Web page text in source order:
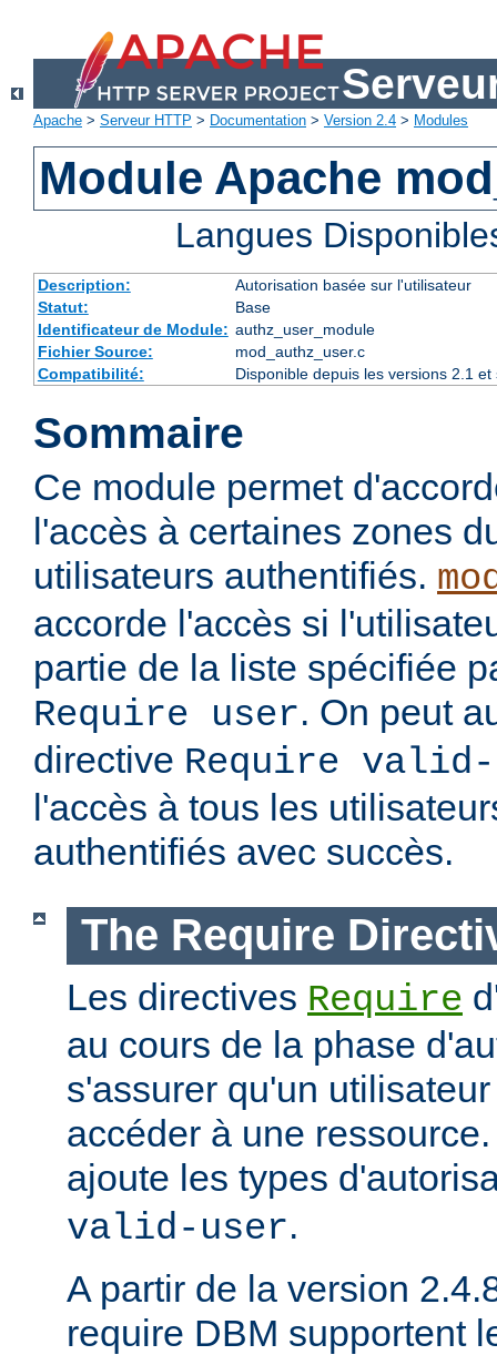
Apache > Serveur HTTP > Documentation > Version 2.4 > Modules
Module Apache
Langues
Description:
Autorisation basée sur l'utilisateur
Statut:
Base
Identificateur de Module: authz_user_module
Fichier Source:
mod_authz_user.c
Compatibilité:
Disponible depuis les versions 2.1
Sommaire
Ce module permet
l'accès à certaines zones
utilisateurs authentifiés.
accorde l'accès si
partie de la liste spécifiée
Require user. On peut
directive Require
l'accès à tous les
authentifiés avec succès.
The Require
Les directives Require
au cours de la phase
s'assurer qu'un
accéder à une
ajoute les types
valid-user.
A partir de la version
require DBM supportent